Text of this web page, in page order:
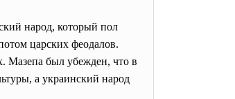
народ, который пол
царских феодалов.
Мазепа был убежден, что в
а украинский народ